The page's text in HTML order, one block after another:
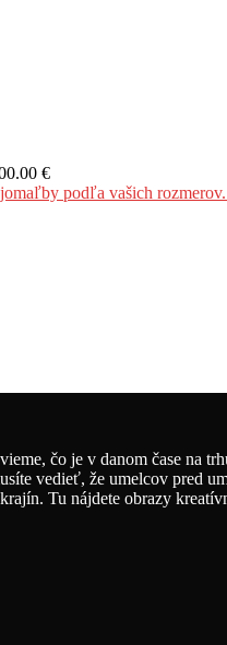
€
čo je v danom čase na
vedieť, že umelcov pred
Tu nájdete obrazy